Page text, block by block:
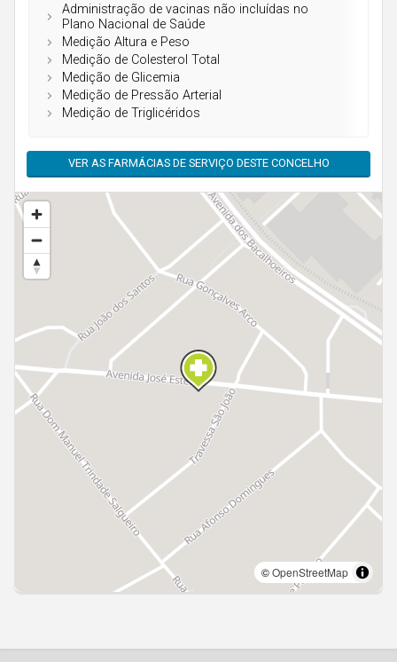
Administração de vacinas não incluídas no
Plano Nacional de Saúde
Medição Altura e Peso
Medição de Colesterol Total
Medição de Glicemia
Medição de Pressão Arterial
Medição de Triglicéridos
VER AS FARMÁCIAS DE SERVIÇO DESTE CONCELHO